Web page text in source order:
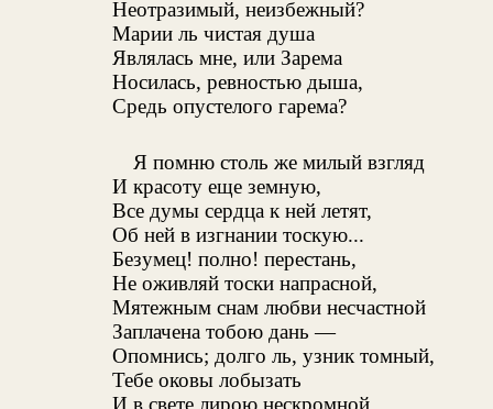
Неотразимый, неизбежный?
Марии ль чистая душа
Являлась мне, или Зарема
Носилась, ревностью дыша,
Средь опустелого гарема?
Я помню столь же милый взгляд
И красоту еще земную,
Все думы сердца к ней летят,
Об ней в изгнании тоскую...
Безумец! полно! перестань,
Не оживляй тоски напрасной,
Мятежным снам любви несчастной
Заплачена тобою дань —
Опомнись; долго ль, узник томный,
Тебе оковы лобызать
И в свете лирою нескромной